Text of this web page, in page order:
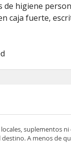
higiene
caja fuerte,
suplementos
A menos de